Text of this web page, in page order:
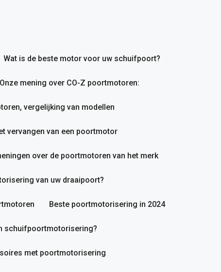
Wat is de beste motor voor uw schuifpoort?
Onze mening over CO-Z poortmotoren:
vergelijking van modellen
vervangen van een poortmotor
over de poortmotoren van het merk
van uw draaipoort?
Beste poortmotorisering in 2024
schuifpoortmotorisering?
met poortmotorisering